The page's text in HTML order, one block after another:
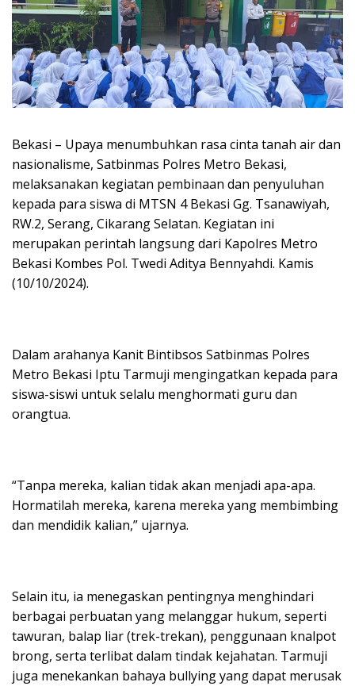
Bekasi – Upaya menumbuhkan rasa cinta tanah air dan
nasionalisme, Satbinmas Polres Metro Bekasi,
melaksanakan kegiatan pembinaan dan penyuluhan
kepada para siswa di MTSN 4 Bekasi Gg. Tsanawiyah,
RW.2, Serang, Cikarang Selatan. Kegiatan ini
merupakan perintah langsung dari Kapolres Metro
Bekasi Kombes Pol. Twedi Aditya Bennyahdi. Kamis
(10/10/2024).
Dalam arahanya Kanit Bintibsos Satbinmas Polres
Metro Bekasi Iptu Tarmuji mengingatkan kepada para
siswa-siswi untuk selalu menghormati guru dan
orangtua.
“Tanpa mereka, kalian tidak akan menjadi apa-apa.
Hormatilah mereka, karena mereka yang membimbing
dan mendidik kalian,” ujarnya.
Selain itu, ia menegaskan pentingnya menghindari
berbagai perbuatan yang melanggar hukum, seperti
tawuran, balap liar (trek-trekan), penggunaan knalpot
brong, serta terlibat dalam tindak kejahatan. Tarmuji
juga menekankan bahaya bullying yang dapat merusak